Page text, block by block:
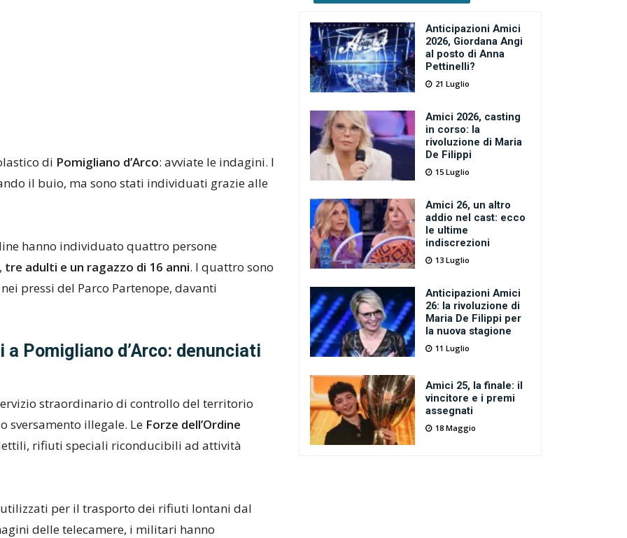
di Pomigliano d’Arco: avviate le indagini. I
il buio, ma sono stati individuati grazie alle
hanno individuato quattro persone
tre adulti e un ragazzo di 16 anni. I quattro sono
pressi del Parco Partenope, davanti
Pomigliano d’Arco: denunciati
straordinario di controllo del territorio
sversamento illegale. Le Forze dell’Ordine
rifiuti speciali riconducibili ad attività
per il trasporto dei rifiuti lontani dal
delle telecamere, i militari hanno
Anticipazioni Amici
2026, Giordana Angi
al posto di Anna
Pettinelli?
21 Luglio
Amici 2026, casting
in corso: la
rivoluzione di Maria
De Filippi
15 Luglio
Amici 26, un altro
addio nel cast: ecco
le ultime
indiscrezioni
13 Luglio
Anticipazioni Amici
26: la rivoluzione di
Maria De Filippi per
la nuova stagione
11 Luglio
Amici 25, la finale: il
vincitore e i premi
assegnati
18 Maggio